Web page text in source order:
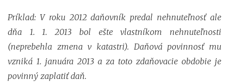
Príklad: V roku 2012 daňovník predal nehnuteľnosť ale
dňa 1. 1. 2013 bol ešte vlastníkom nehnuteľnosti
(neprebehla zmena v katastri). Daňová povinnosť mu
vzniká 1. januára 2013 a za toto zdaňovacie obdobie je
povinný zaplatiť daň.